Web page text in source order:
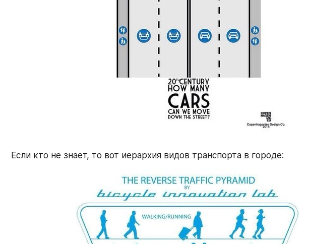
Если кто не знает, то вот иерархия видов транспорта в городе: